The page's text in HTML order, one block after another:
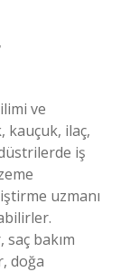
ve
kauçuk, ilaç,
iş
uzmanı
bakım
doğa